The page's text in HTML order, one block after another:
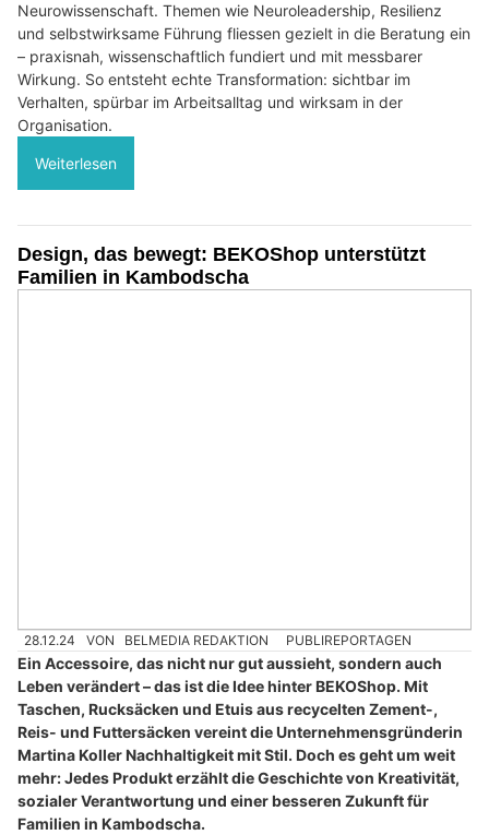
Neurowissenschaft. Themen wie Neuroleadership, Resilienz
und selbstwirksame Führung fliessen gezielt in die Beratung ein
– praxisnah, wissenschaftlich fundiert und mit messbarer
Wirkung. So entsteht echte Transformation: sichtbar im
Verhalten, spürbar im Arbeitsalltag und wirksam in der
Organisation.
Weiterlesen
Design, das bewegt: BEKOShop unterstützt
Familien in Kambodscha
28.12.24 VON BELMEDIA REDAKTION PUBLIREPORTAGEN
Ein Accessoire, das nicht nur gut aussieht, sondern auch
Leben verändert – das ist die Idee hinter BEKOShop. Mit
Taschen, Rucksäcken und Etuis aus recycelten Zement-,
Reis- und Futtersäcken vereint die Unternehmensgründerin
Martina Koller Nachhaltigkeit mit Stil. Doch es geht um weit
mehr: Jedes Produkt erzählt die Geschichte von Kreativität,
sozialer Verantwortung und einer besseren Zukunft für
Familien in Kambodscha.